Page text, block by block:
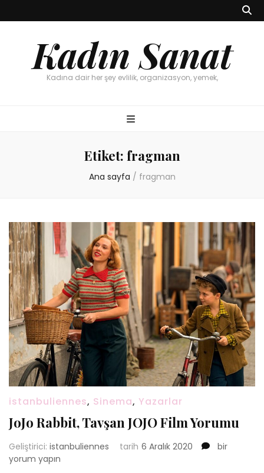
Kadın Sanat
Kadına dair her şey evlilik, organizasyon, yemek,
Etiket: fragman
Ana sayfa / fragman
istanbuliennes, Sinema, Yazarlar
JoJo Rabbit, Tavşan JOJO Film Yorumu
Geliştirici: istanbuliennes tarih 6 Aralık 2020
JoJo
bir
yorum yapın